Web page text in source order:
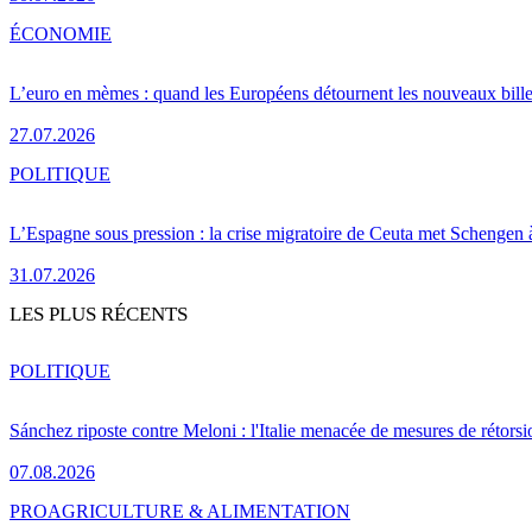
L’euro en mèmes : quand les Européens détournent les nouveaux
27.07.2026
ÉCONOMIE
L’Espagne sous pression : la crise migratoire de Ceuta met Schengen
31.07.2026
POLITIQUE
LES PLUS RÉCENTS
Sánchez riposte contre Meloni : l'Italie menacée de mesures de
07.08.2026
POLITIQUE
PROAGRICULTURE & ALIMENTATION